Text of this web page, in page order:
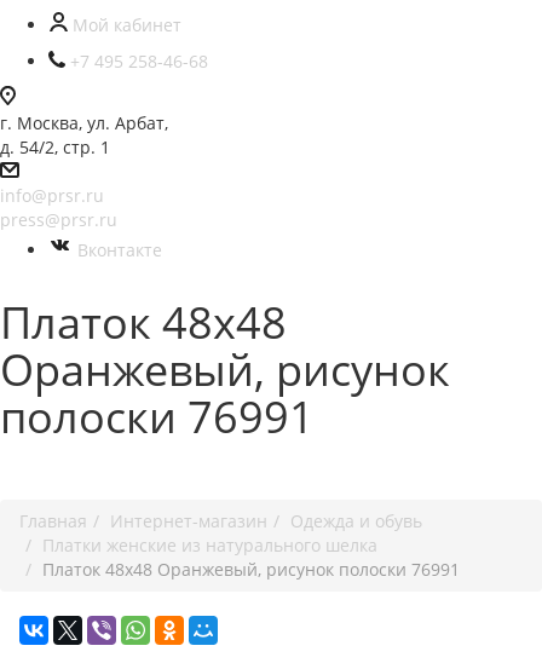
Мой кабинет
+7 495 258-46-68
г. Москва, ул. Арбат,
д. 54/2, стр. 1
info@prsr.ru
press@prsr.ru
Вконтакте
Платок 48х48
Оранжевый, рисунок
полоски 76991
Главная Интернет-магазин
Одежда и обувь
Платки женские из натурального шелка
Платок 48х48 Оранжевый, рисунок полоски 76991